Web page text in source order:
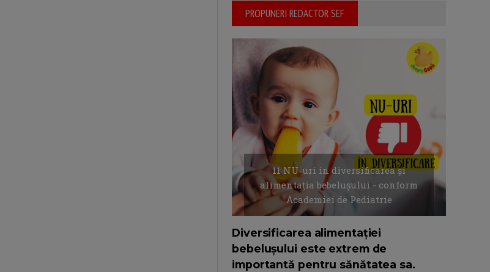
PROPUNERI REDACTOR SEF
11 NU-uri in diversificarea și
alimentația bebelușului - conform
Academiei de Pediatrie
Diversificarea alimentației
bebelușului este extrem de
importantă pentru sănătatea sa.